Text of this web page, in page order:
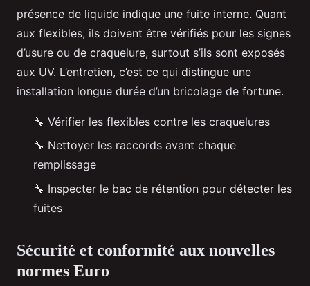
présence de liquide indique une fuite interne. Quant
aux flexibles, ils doivent être vérifiés pour les signes
d’usure ou de craquelure, surtout s’ils sont exposés
aux UV. L’entretien, c’est ce qui distingue une
installation longue durée d’un bricolage de fortune.
🔧 Vérifier les flexibles contre les craquelures
🔧 Nettoyer les raccords avant chaque
remplissage
🔧 Inspecter le bac de rétention pour détecter les
fuites
Sécurité et conformité aux nouvelles
normes Euro